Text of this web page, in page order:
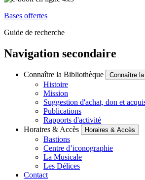
Bases offertes
Guide de recherche
Navigation secondaire
Connaître la Bibliothèque Connaître
Histoire
Mission
Suggestion d'achat, don et
Publications
Rapports d'activité
Horaires & Accès
Horaires & Accès
Bastions
Centre d’iconographie
La Musicale
Les Délices
Contact